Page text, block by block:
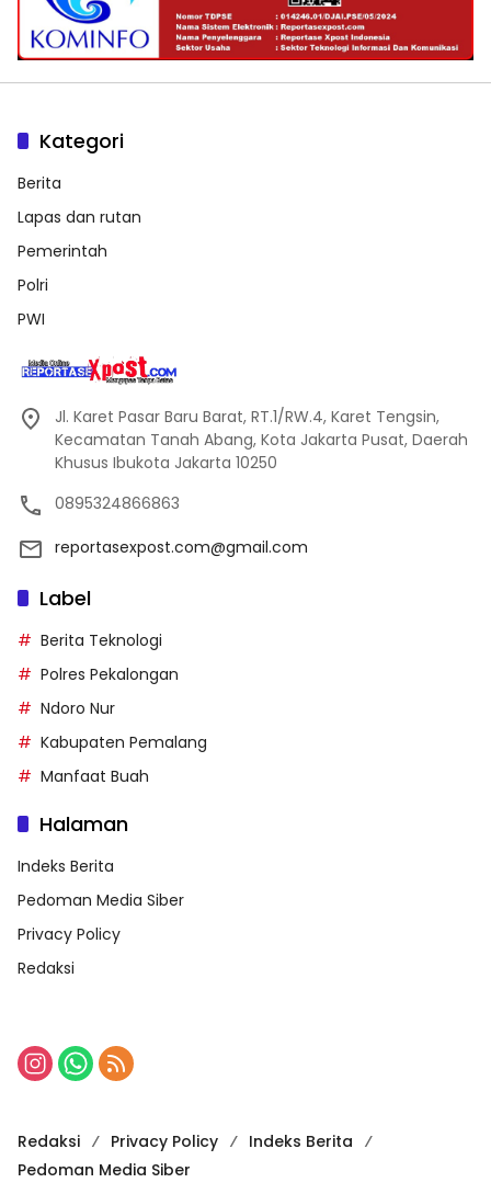
Kategori
Berita
Lapas dan rutan
Pemerintah
Polri
PWI
Jl. Karet Pasar Baru Barat, RT.1/RW.4, Karet Tengsin,
Kecamatan Tanah Abang, Kota Jakarta Pusat, Daerah
Khusus Ibukota Jakarta 10250
0895324866863
reportasexpost.com@gmail.com
Label
Berita Teknologi
Polres Pekalongan
Ndoro Nur
Kabupaten Pemalang
Manfaat Buah
Halaman
Indeks Berita
Pedoman Media Siber
Privacy Policy
Redaksi
Redaksi Privacy Policy
Indeks Berita
Pedoman Media Siber